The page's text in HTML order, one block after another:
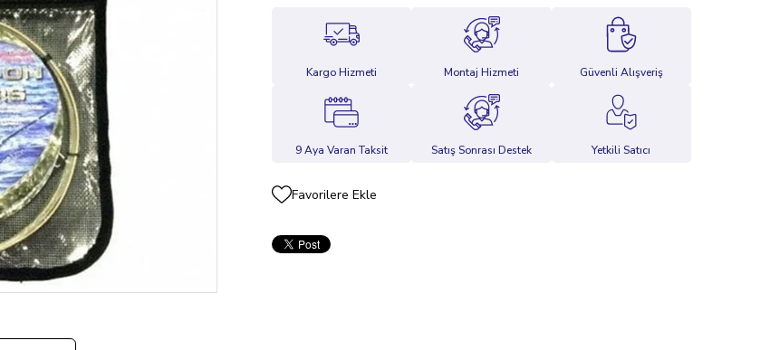
Kargo Hizmeti Montaj Hizmeti Güvenli Alışveriş
9 Aya Varan Taksit Satış Sonrası Destek Yetkili Satıcı
Favorilere Ekle